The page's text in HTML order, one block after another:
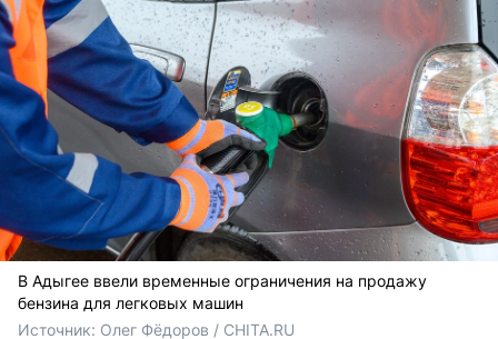
В Адыгее ввели временные ограничения на продажу
бензина для легковых машин
Источник: Олег Фёдоров / CHITA.RU